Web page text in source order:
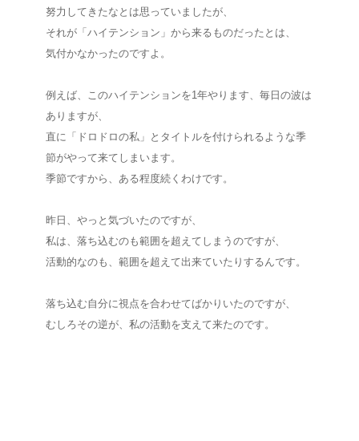
努力してきたなとは思っていましたが、
それが「ハイテンション」から来るものだったとは、
気付かなかったのですよ。
例えば、このハイテンションを1年やります、毎日の波は
ありますが、
直に「ドロドロの私」とタイトルを付けられるような季
節がやって来てしまいます。
季節ですから、ある程度続くわけです。
昨日、やっと気づいたのですが、
私は、落ち込むのも範囲を超えてしまうのですが、
活動的なのも、範囲を超えて出来ていたりするんです。
落ち込む自分に視点を合わせてばかりいたのですが、
むしろその逆が、私の活動を支えて来たのです。